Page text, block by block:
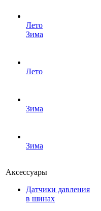
Лето
Зима
Лето
Зима
Зима
Аксессуары
Датчики давления
в шинах